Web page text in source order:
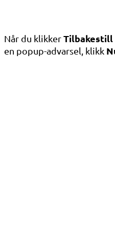
Når du klikkerTilbakestill
en popup-advarsel, klikk